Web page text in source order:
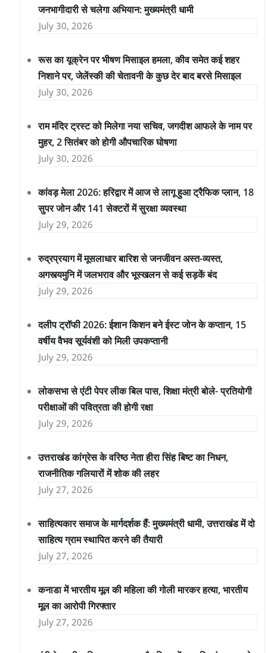
जनभागीदारी से चलेगा अभियान: मुख्यमंत्री धामी
July 30, 2026
रूस का यूक्रेन पर भीषण मिसाइल हमला, कीव समेत कई शहर
निशाने पर, जेलेंस्की की चेतावनी के कुछ देर बाद बरसे मिसाइल
July 30, 2026
राम मंदिर ट्रस्ट को मिलेगा नया सचिव, जगदीश आफले के नाम पर
मुहर, 2 सितंबर को होगी औपचारिक घोषणा
July 30, 2026
कांवड़ मेला 2026: हरिद्वार में आज से लागू हुआ ट्रैफिक प्लान, 18
सुपर जोन और 141 सेक्टरों में सुरक्षा व्यवस्था
July 29, 2026
रुद्रप्रयाग में मूसलाधार बारिश से जनजीवन अस्त-व्यस्त,
अगस्त्यमुनि में जलभराव और भूस्खलन से कई सड़कें बंद
July 29, 2026
दलीप ट्रॉफी 2026: ईशान किशन बने ईस्ट जोन के कप्तान, 15
वर्षीय वैभव सूर्यवंशी को मिली उपकप्तानी
July 29, 2026
लोकसभा से एंटी पेपर लीक बिल पास, शिक्षा मंत्री बोले- प्रतियोगी
परीक्षाओं की पवित्रता की होगी रक्षा
July 29, 2026
उत्तराखंड कांग्रेस के वरिष्ठ नेता हीरा सिंह बिष्ट का निधन,
राजनीतिक गलियारों में शोक की लहर
July 27, 2026
साहित्यकार समाज के मार्गदर्शक हैं: मुख्यमंत्री धामी, उत्तराखंड में दो
साहित्य ग्राम स्थापित करने की तैयारी
July 27, 2026
कनाडा में भारतीय मूल की महिला की गोली मारकर हत्या, भारतीय
मूल का आरोपी गिरफ्तार
July 27, 2026